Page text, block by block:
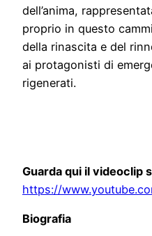
dell’anima,
proprio in questo
della rinascita e del
ai protagonisti di
rigenerati.
Guarda qui il videoclip
https://
Biografia